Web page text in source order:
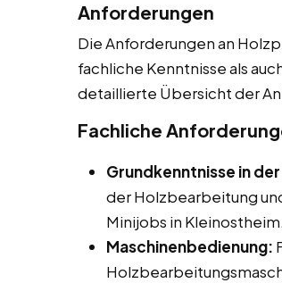
Anforderungen
Die Anforderungen an
fachliche Kenntnisse als
detaillierte Übersicht der
Fachliche
Grundkenntnisse in
der Holzbearbeitung
Minijobs in Kleinostheim.
Maschinenbedienung: